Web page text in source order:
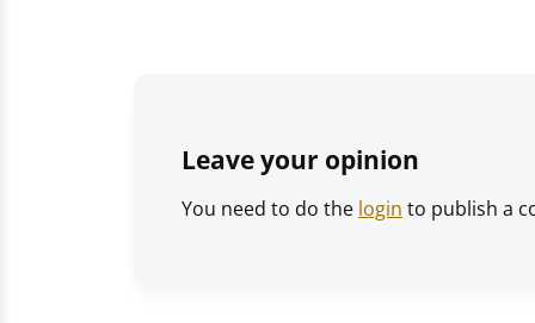
Leave your opinion
You need to do the login to publish a